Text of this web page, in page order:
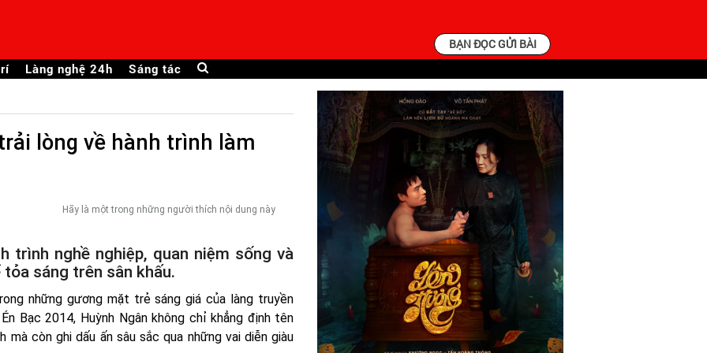
BẠN ĐỌC GỬI BÀI
Làng nghệ 24h Sáng tác
lòng về hành trình làm
Hãy là một trong những người thích nội dung này
trình nghề nghiệp, quan niệm sống và
sáng trên sân khấu.
những gương mặt trẻ sáng giá của làng truyền
Bạc 2014, Huỳnh Ngân không chỉ khẳng định tên
còn ghi dấu ấn sâu sắc qua những vai diễn giàu